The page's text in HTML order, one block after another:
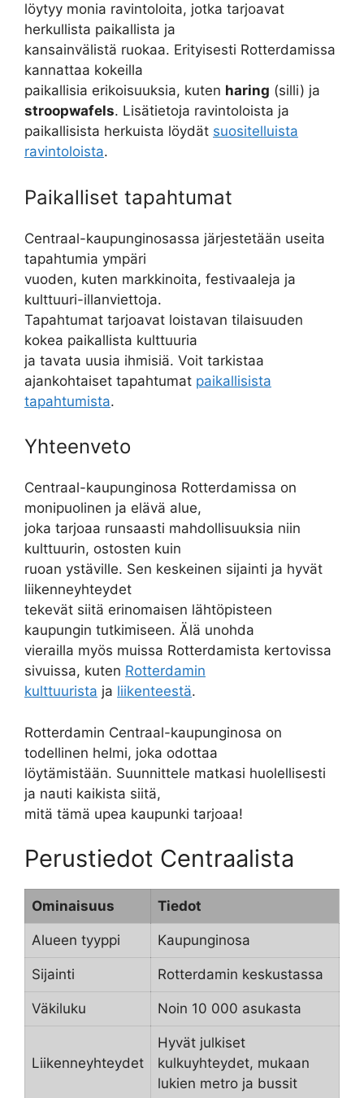
löytyy monia ravintoloita, jotka tarjoavat
herkullista paikallista ja
kansainvälistä ruokaa. Erityisesti Rotterdamissa
kannattaa kokeilla
paikallisia erikoisuuksia, kuten haring (silli) ja
stroopwafels. Lisätietoja ravintoloista ja
paikallisista herkuista löydät suositelluista
ravintoloista.
Paikalliset tapahtumat
Centraal-kaupunginosassa järjestetään useita
tapahtumia ympäri
vuoden, kuten markkinoita, festivaaleja ja
kulttuuri-illanviettoja.
Tapahtumat tarjoavat loistavan tilaisuuden
kokea paikallista kulttuuria
ja tavata uusia ihmisiä. Voit tarkistaa
ajankohtaiset tapahtumat paikallisista
tapahtumista.
Yhteenveto
Centraal-kaupunginosa Rotterdamissa on
monipuolinen ja elävä alue,
joka tarjoaa runsaasti mahdollisuuksia niin
kulttuurin, ostosten kuin
ruoan ystäville. Sen keskeinen sijainti ja hyvät
liikenneyhteydet
tekevät siitä erinomaisen lähtöpisteen
kaupungin tutkimiseen. Älä unohda
vierailla myös muissa Rotterdamista kertovissa
sivuissa, kuten Rotterdamin
kulttuurista ja liikenteestä.
Rotterdamin Centraal-kaupunginosa on
todellinen helmi, joka odottaa
löytämistään. Suunnittele matkasi huolellisesti
ja nauti kaikista siitä,
mitä tämä upea kaupunki tarjoaa!
Perustiedot Centraalista
Ominaisuus Tiedot
Alueen tyyppi Kaupunginosa
Sijainti Rotterdamin keskustassa
Väkiluku Noin 10 000 asukasta
Liikenneyhteydet
Hyvät julkiset
kulkuyhteydet, mukaan
lukien metro ja bussit